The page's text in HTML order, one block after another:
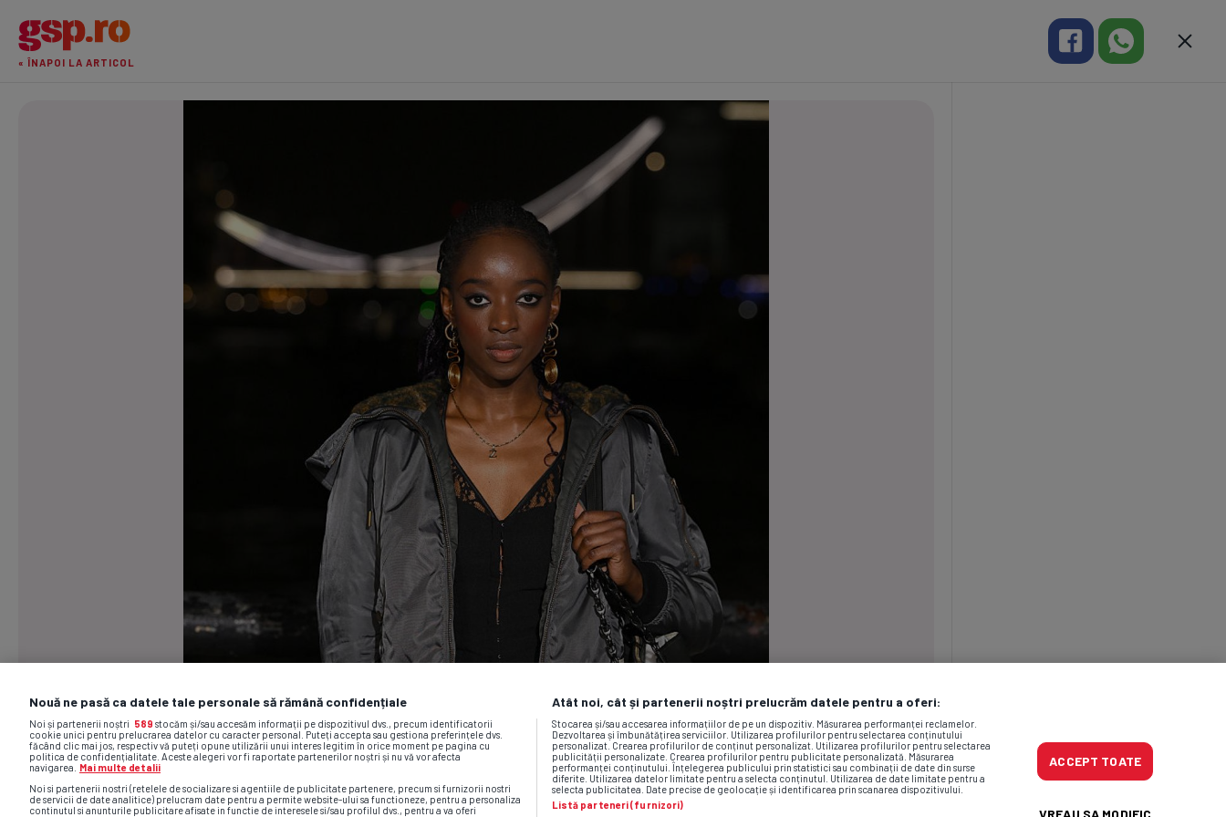
« ÎNAPOI LA ARTICOL
Nouă ne pasă ca datele tale personale să rămână confidențiale
Noi și partenerii noștri 589 stocăm și/sau accesăm informații pe dispozitivul dvs., precum identificatorii
cookie unici pentru prelucrarea datelor cu caracter personal. Puteți accepta sau gestiona preferințele dvs.
făcând clic mai jos, respectiv vă puteți opune utilizării unui interes legitim în orice moment pe pagina cu
politica de confidențialitate. Aceste alegeri vor fi raportate partenerilor noștri și nu vă vor afecta
navigarea.
Mai multe detalii
Noi si partenerii nostri (retelele de socializare si agentiile de publicitate partenere, precum si furnizorii nostri
de servicii de date analitice) prelucram date pentru a permite website-ului sa functioneze, pentru a personaliza
continutul si anunturile publicitare afisate in functie de interesele si/sau profilul dvs., pentru a va oferi
Atât noi, cât și partenerii noștri prelucrăm datele pentru a oferi:
Stocarea și/sau accesarea informațiilor de pe un dispozitiv. Măsurarea performanței reclamelor.
Dezvoltarea și îmbunătățirea serviciilor. Utilizarea profilurilor pentru selectarea conținutului
personalizat. Crearea profilurilor de conținut personalizat. Utilizarea profilurilor pentru selectarea
publicității personalizate. Crearea profilurilor pentru publicitate personalizată. Măsurarea
performanței conținutului. Înțelegerea publicului prin statistici sau combinații de date din surse
diferite. Utilizarea datelor limitate pentru a selecta conținutul. Utilizarea de date limitate pentru a
selecta publicitatea. Date precise de geolocație și identificarea prin scanarea dispozitivului.
Listă parteneri (furnizori)
ACCEPT TOATE
VREAU SA MODIFIC